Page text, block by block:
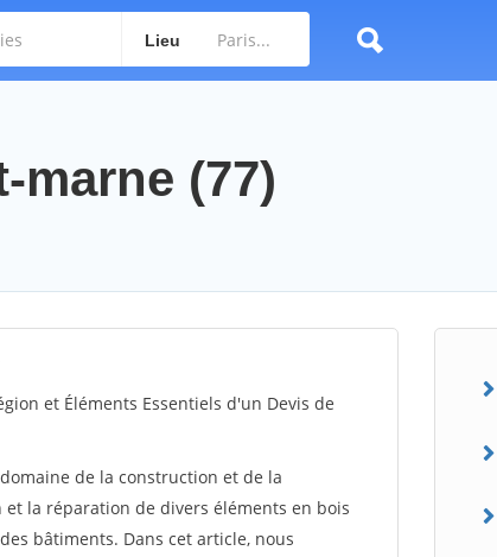
Lieu
marne (77)
et Éléments Essentiels d'un Devis de
de la construction et de la
la réparation de divers éléments en bois
bâtiments. Dans cet article, nous